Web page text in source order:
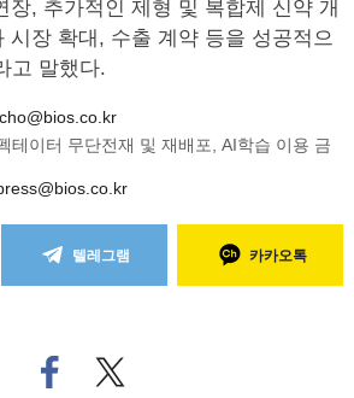
장, 추가적인 제형 및 복합제 신약 개
시장 확대, 수출 계약 등을 성공적으
고 말했다.
테이터 무단전재 및 재배포, AI학습 이용 금
텔레그램 카카오톡
페
이
트위
터로